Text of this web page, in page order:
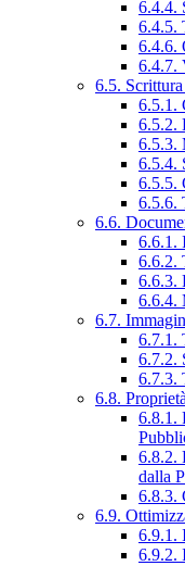
6.4.4.
6.4.5.
6.4.6.
6.4.7.
6.5.
6.5.1.
6.5.2.
6.5.3.
6.5.4.
6.5.5.
6.5.6.
6.6.
6.6.1.
6.6.2.
6.6.3.
6.6.4.
6.7.
6.7.1.
6.7.2.
6.7.3.
6.8.
6.8.1.
6.8.2.
dalla
6.8.3.
6.9.
6.9.1.
6.9.2.